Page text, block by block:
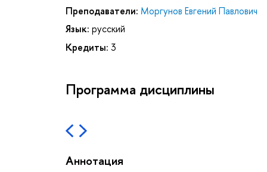
Преподаватели: Моргунов Евгений Павлович
Язык: русский
Кредиты: 3
Программа дисциплины
Аннотация